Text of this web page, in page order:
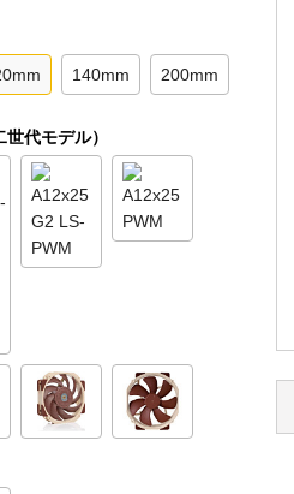
140mm 200mm
代モデル）